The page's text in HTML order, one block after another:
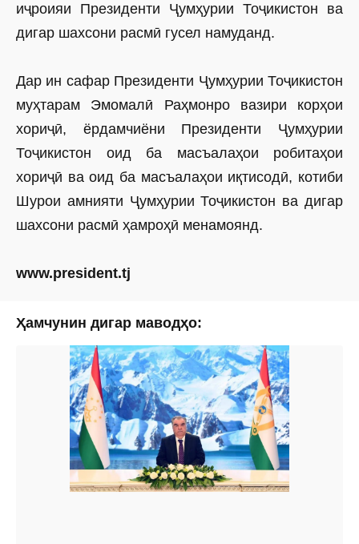
иҷроияи Президенти Ҷумҳурии Тоҷикистон ва
дигар шахсони расмӣ гусел намуданд.
Дар ин сафар Президенти Ҷумҳурии Тоҷикистон
муҳтарам Эмомалӣ Раҳмонро вазири корҳои
хориҷӣ, ёрдамчиёни Президенти Ҷумҳурии
Тоҷикистон оид ба масъалаҳои робитаҳои
хориҷӣ ва оид ба масъалаҳои иқтисодӣ, котиби
Шурои амнияти Ҷумҳурии Тоҷикистон ва дигар
шахсони расмӣ ҳамроҳӣ менамоянд.
www.president.tj
Ҳамчунин дигар маводҳо: